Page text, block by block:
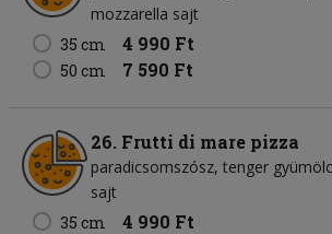
mozzarella sajt
35 cm
4 990 Ft
50 cm 7 590 Ft
26. Frutti di mare pizza
paradicsomszósz tenger
sajt
35 cm
4 990 Ft